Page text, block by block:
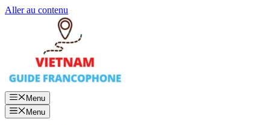
Aller au contenu
Menu
Menu